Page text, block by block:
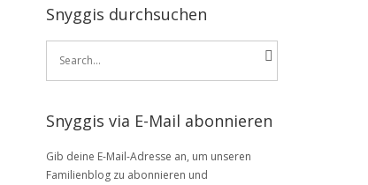
Snyggis durchsuchen
Search
Snyggis via E-Mail abonnieren
Gib deine E-Mail-Adresse an, um unseren
Familienblog zu abonnieren und